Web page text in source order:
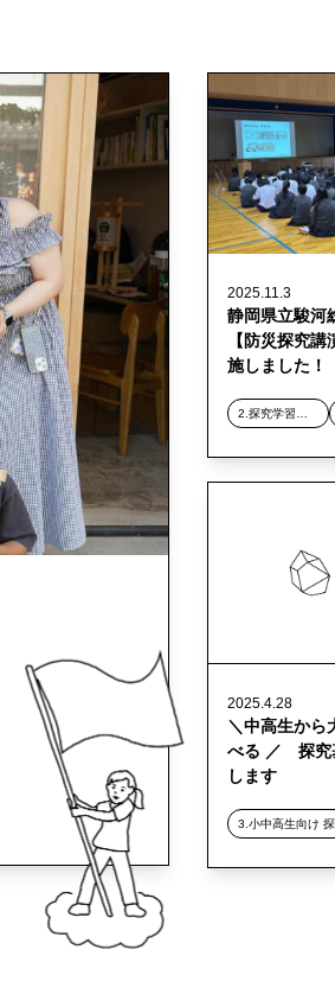
2025.11.3
静岡県立駿河
【防災探究
施しました！
2025.4.28
＼中高生から
べる ／ 探究
します